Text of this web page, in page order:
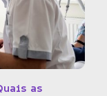
as